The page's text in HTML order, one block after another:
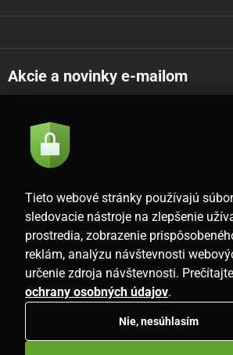
Akcie a novinky e-mailom
Súhlasím so
SK
Tieto webové stránky používajú
sledovacie nástroje na zlepšenie
prostredia, zobrazenie
reklám, analýzu návštevnosti
určenie zdroja návštevnosti.
ochrany osobných údajov.
Nie, nesúhlasím